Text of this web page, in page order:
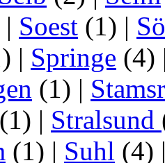
| Soest (1) |
| Springe (4)
(1) |
(1) | Stralsund
(1) | Suhl (4)